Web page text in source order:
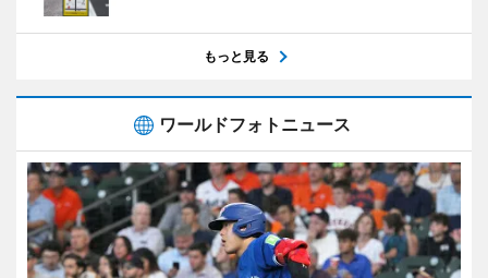
もっと見る
ワールドフォトニュース